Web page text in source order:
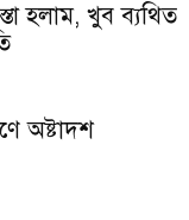
হলাম, খুব ব্যথিত
অষ্টাদশ